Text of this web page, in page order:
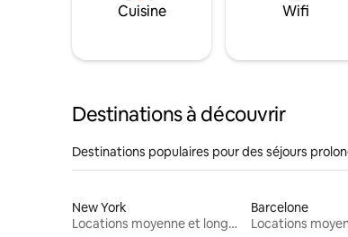
Cuisine Wifi
Destinations à découvrir
Destinations populaires pour des séjours
New York
Locations moyenne et longue durée
Barcelone